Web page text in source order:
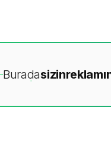
Buradasizin